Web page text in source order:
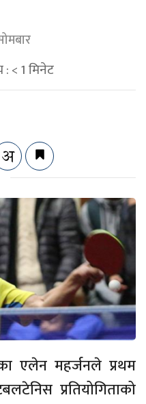
:< 1मिनेट
एलेन महर्जनले प्रथम
प्रतियोगिताको